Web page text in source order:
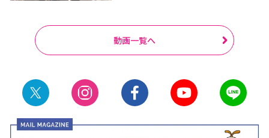
動画一覧へ